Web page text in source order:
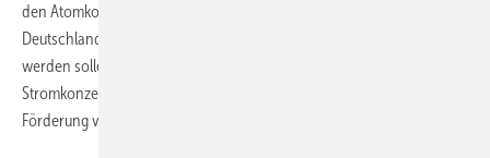
den Atomkonzernen E.ON, RWE, EnBW und Vattenfall an, die in
Deutschland 17 Kernkraftwerke betreiben, deren Laufzeiten verlängert
werden sollen. Der Großteil der Extra-Milliardengewinne der
Stromkonzerne aus längeren Laufzeiten soll in einen Fonds zur
Förderung von Energie aus Sonne, Wasser und Wind fließen.